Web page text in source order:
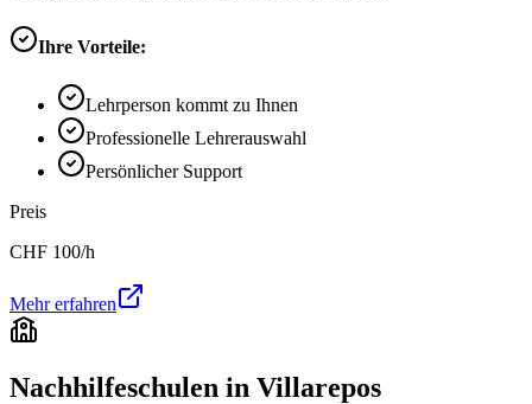
Ihre Vorteile:
Lehrperson kommt zu Ihnen
Professionelle Lehrerauswahl
Persönlicher Support
Preis
CHF 100/h
Mehr erfahren
Nachhilfeschulen in Villarepos